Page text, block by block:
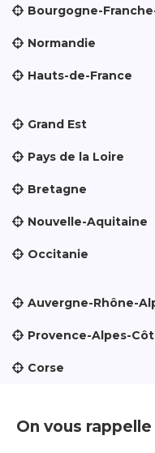
Bourgogne-
Normandie
Hauts-de-France
Grand Est
Pays de la Loire
Bretagne
Nouvelle-Aquitaine
Occitanie
Auvergne-Rhône-
Provence-Alpes-
Corse
On vous